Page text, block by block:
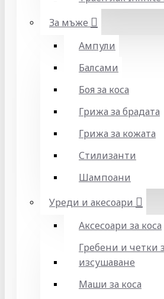
За мъже
Ампули
Балсами
Боя за коса
Грижа за брадата
Грижа за кожата
Стилизанти
Шампоани
Уреди и акесоари
Аксесоари за коса
Гребени и четки
изсушаване
Маши за коса